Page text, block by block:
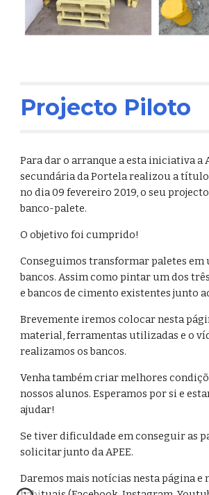
Projecto Piloto
Para dar o arranque a esta iniciativa a
secundária da Portela realizou a título
no dia 09 fevereiro 2019, o seu
banco-palete.
O objetivo foi cumprido!
Conseguimos transformar paletes em
bancos. Assim como pintar um dos
e bancos de cimento existentes junto
Brevemente iremos colocar nesta
material, ferramentas utilizadas e o
realizamos os bancos.
Venha também criar melhores
nossos alunos. Esperamos por si e
ajudar!
Se tiver dificuldade em conseguir as
solicitar junto da APEE.
Daremos mais notícias nesta página e